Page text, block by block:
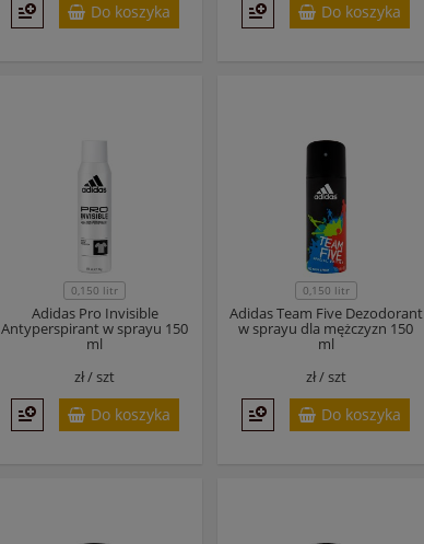
Do koszyka Do koszyka
0,150 litr
Adidas Pro Invisible
Antyperspirant w sprayu 150
ml
zł /szt
Do koszyka
0,150 litr
Adidas Team Five Dezodorant
w sprayu dla mężczyzn 150
ml
zł /szt
Do koszyka